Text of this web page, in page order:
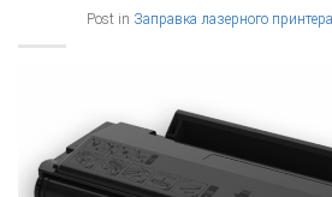
Post in Заправка лазерного